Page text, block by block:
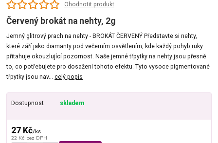
Ohodnotit produkt
Červený brokát na nehty, 2g
Jemný glitrový prach na nehty - BROKÁT ČERVENÝ Představte si nehty,
které září jako diamanty pod večerním osvětlením, kde každý pohyb ruky
přitahuje okouzlující pozornost. Naše jemné třpytky na nehty jsou přesně
to, co potřebujete pro dosažení tohoto efektu. Tyto vysoce pigmentované
třpytky jsou nav...celý popis
Dostupnost skladem
27 Kč/ks
22 Kč bez DPH